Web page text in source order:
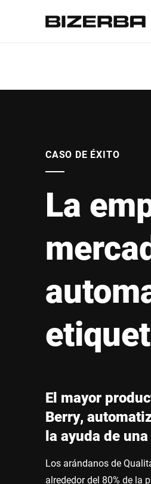
America
Asia
CASO DE ÉXITO
La
El mayor
Berry,
la ayuda de
Los arándanos de
alrededor del 80% de la